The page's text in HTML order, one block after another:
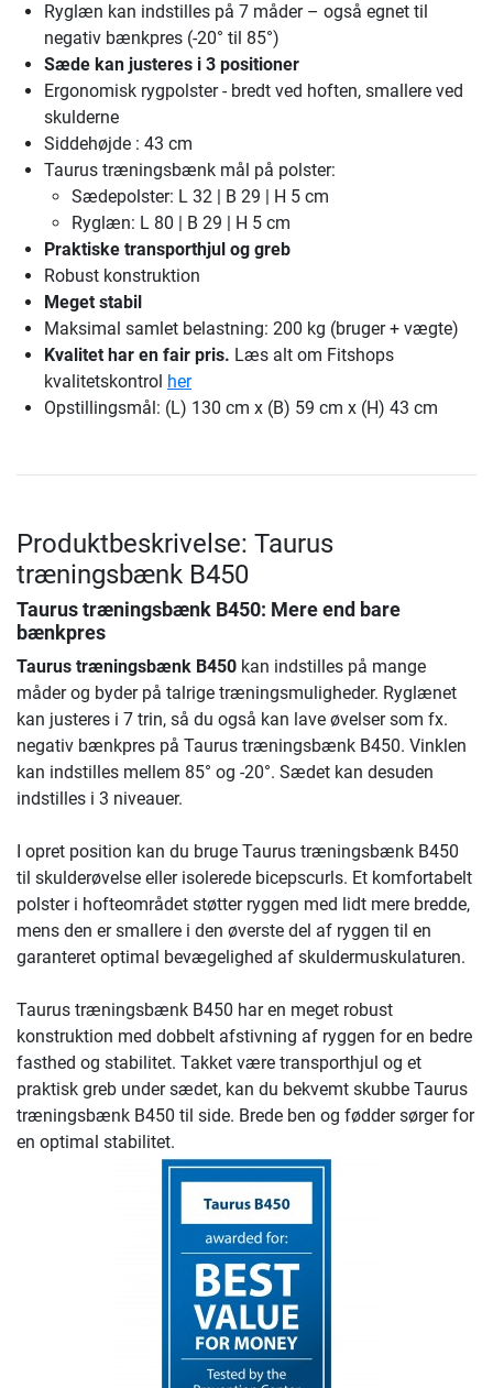
Ryglæn kan indstilles på 7 måder – også egnet til
negativ bænkpres (-20° til 85°)
Sæde kan justeres i 3 positioner
Ergonomisk rygpolster - bredt ved hoften, smallere ved
skulderne
Siddehøjde : 43 cm
Taurus træningsbænk mål på polster:
Sædepolster: L 32 | B 29 | H 5 cm
Ryglæn: L 80 | B 29 | H 5 cm
Praktiske transporthjul og greb
Robust konstruktion
Meget stabil
Maksimal samlet belastning: 200 kg (bruger + vægte)
Kvalitet har en fair pris. Læs alt om Fitshops
kvalitetskontrol her
Opstillingsmål: (L) 130 cm x (B) 59 cm x (H) 43 cm
Produktbeskrivelse: Taurus
træningsbænk B450
Taurus træningsbænk B450: Mere end bare
bænkpres
Taurus træningsbænk B450 kan indstilles på mange
måder og byder på talrige træningsmuligheder. Ryglænet
kan justeres i 7 trin, så du også kan lave øvelser som fx.
negativ bænkpres på Taurus træningsbænk B450. Vinklen
kan indstilles mellem 85° og -20°. Sædet kan desuden
indstilles i 3 niveauer.
I opret position kan du bruge Taurus træningsbænk B450
til skulderøvelse eller isolerede bicepscurls. Et komfortabelt
polster i hofteområdet støtter ryggen med lidt mere bredde,
mens den er smallere i den øverste del af ryggen til en
garanteret optimal bevægelighed af skuldermuskulaturen.
Taurus træningsbænk B450 har en meget robust
konstruktion med dobbelt afstivning af ryggen for en bedre
fasthed og stabilitet. Takket være transporthjul og et
praktisk greb under sædet, kan du bekvemt skubbe Taurus
træningsbænk B450 til side. Brede ben og fødder sørger for
en optimal stabilitet.